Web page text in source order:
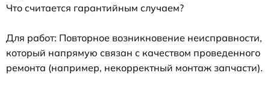
Что считается гарантийным случаем?
Для работ: Повторное возникновение неисправности,
который напрямую связан с качеством проведенного
ремонта (например, некорректный монтаж запчасти).